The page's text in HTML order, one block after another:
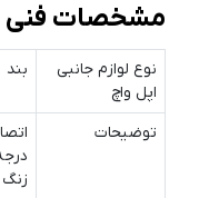
مشخصات فنی
نوع لوازم جانبی
اپل واچ
بند
توضیحات
زنگ